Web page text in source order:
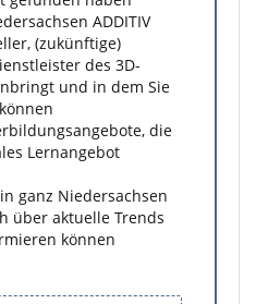
ADDITIV
(zukünftige)
des 3D-
und in dem Sie
die
Lernangebot
ganz Niedersachsen
über aktuelle Trends
können